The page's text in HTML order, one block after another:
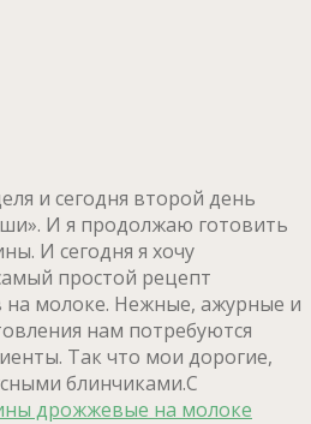
и сегодня второй день
И я продолжаю готовить
И сегодня я хочу
простой рецепт
молоке. Нежные, ажурные и
нам потребуются
Так что мои дорогие,
блинчиками.С